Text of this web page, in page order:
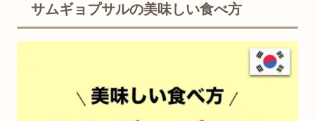
サムギョプサルの美味しい食べ方